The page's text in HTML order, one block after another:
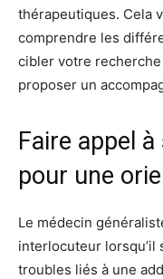
thérapeutiques. Cela
comprendre les
cibler votre
proposer un
Faire appel
pour une
Le médecin
interlocuteur lorsqu’il
troubles liés à une